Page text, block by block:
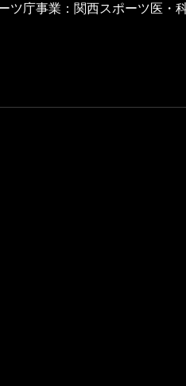
ツ庁事業：関西スポーツ医・